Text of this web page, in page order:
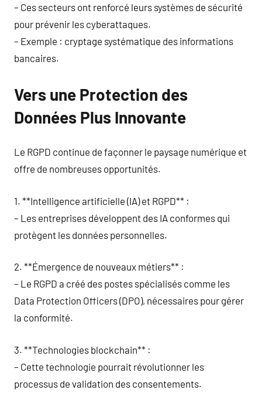
– Ces secteurs ont renforcé leurs systèmes de sécurité
pour prévenir les cyberattaques.
– Exemple : cryptage systématique des informations
bancaires.
Vers une Protection des
Données Plus Innovante
Le RGPD continue de façonner le paysage numérique et
offre de nombreuses opportunités.
1. **Intelligence artificielle (IA) et RGPD** :
– Les entreprises développent des IA conformes qui
protègent les données personnelles.
2. **Émergence de nouveaux métiers** :
– Le RGPD a créé des postes spécialisés comme les
Data Protection Officers (DPO), nécessaires pour gérer
la conformité.
3. **Technologies blockchain** :
– Cette technologie pourrait révolutionner les
processus de validation des consentements.